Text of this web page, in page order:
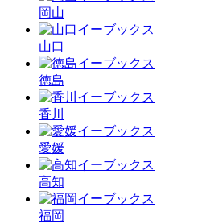
岡山
山口
徳島
香川
愛媛
高知
福岡